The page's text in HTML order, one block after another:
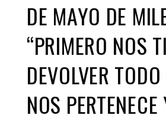
DE MAYO DE
“PRIMERO NOS
DEVOLVER
NOS